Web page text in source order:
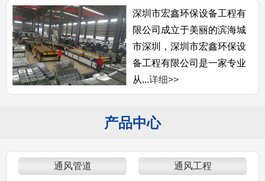
深圳市宏鑫环保设备工程有
限公司成立于美丽的滨海城
市深圳，深圳市宏鑫环保设
备工程有限公司是一家专业
从...详细>>
产品中心
通风管道 通风工程